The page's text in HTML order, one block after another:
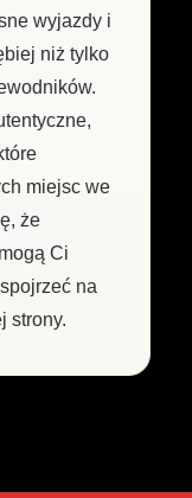
wyjazdy i
niż tylko
miejsc we
że
Ci
na
strony.